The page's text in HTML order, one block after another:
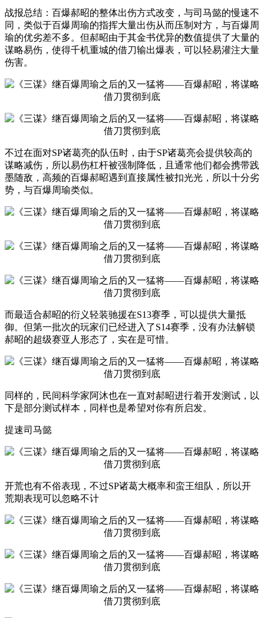
战报总结：百爆郝昭的整体出伤方式改变，与司马懿的慢速不
同，类似于百爆周瑜的指挥大量出伤从而压制对方，与百爆周
瑜的优劣差不多。但郝昭由于其金书优异的数值提供了大量的
谋略易伤，使得千机重城的借刀输出爆表，可以轻易灌注大量
伤害。
不过在面对SP诸葛亮的队伍时，由于SP诸葛亮会提供较高的
谋略减伤，所以易伤杠杆被强制降低，且通常他们都会携带践
墨随敌，高频的百爆郝昭遇到直接属性被扣光光，所以十分劣
势，与百爆周瑜类似。
而最适合郝昭的衍义轻装驰援在S13赛季，可以提供大量抵
御。但第一批次的玩家们已经进入了S14赛季，没有办法解锁
郝昭的超级赛亚人形态了，实在是可惜。
同样的，民间科学家阿沐也在一直对郝昭进行着开发测试，以
下是部分测试样本，同样也是希望对你有所启发。
提速司马懿
开荒也有不俗表现，不过SP诸葛大概率和蛮王组队，所以开
荒期表现可以忽略不计